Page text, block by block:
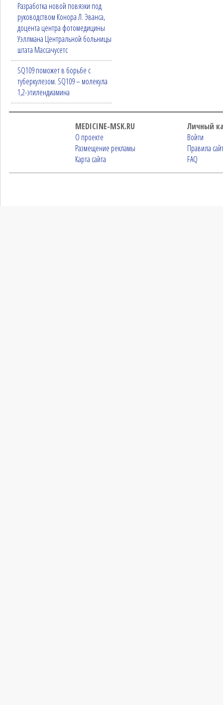
Разработка новой повязки под
руководством Конора Л. Эванса,
доцента центра фотомедицины
Уэллмана Центральной больницы
штата Массачусетс
SQ109 поможет в борьбе с
туберкулезом. SQ109 – молекула
1,2-этилендиамина
MEDICINE-MSK.RU
О проекте
Размещение рекламы
Карта сайта
Личный
Войти
Правила
FAQ